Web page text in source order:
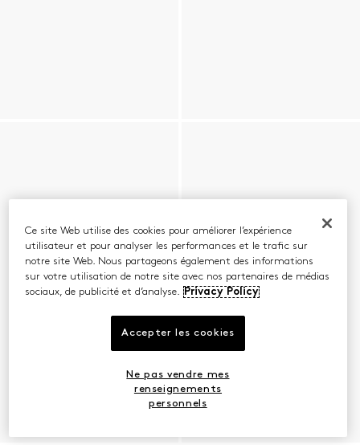
Ce site Web utilise des cookies pour améliorer l’expérience
utilisateur et pour analyser les performances et le trafic sur
notre site Web. Nous partageons également des informations
sur votre utilisation de notre site avec nos partenaires de médias
sociaux, de publicité et d’analyse. Privacy Policy
Accepter les cookies
Ne pas vendre mes
renseignements
personnels